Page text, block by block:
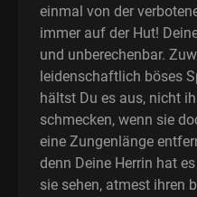
einmal von der
immer auf der Hut!
und unberechenbar.
leidenschaftlich böses
hältst Du es aus, nicht
schmecken, wenn sie
eine Zungenlänge
denn Deine Herrin hat
sie sehen, atmest ihren